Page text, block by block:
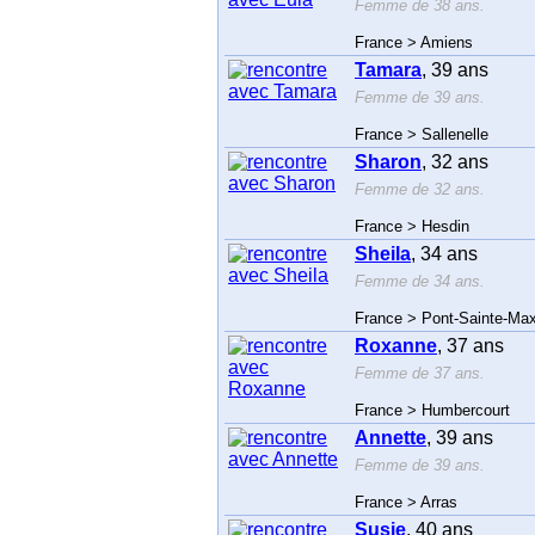
Femme de 38 ans.
France > Amiens
Tamara, 39 ans
Femme de 39 ans.
France > Sallenelle
Sharon, 32 ans
Femme de 32 ans.
France > Hesdin
Sheila, 34 ans
Femme de 34 ans.
France > Pont-Sainte-
Roxanne, 37 ans
Femme de 37 ans.
France > Humbercourt
Annette, 39 ans
Femme de 39 ans.
France > Arras
Susie, 40 ans